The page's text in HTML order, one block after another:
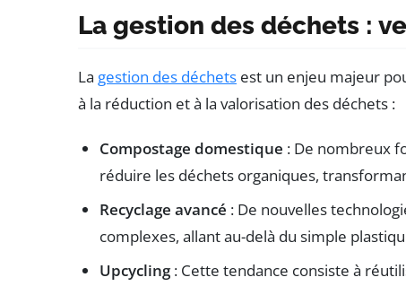
La gestion des déchets :
La gestion des déchets est un enjeu majeur
à la réduction et à la valorisation des déchets :
Compostage domestique : De nombreux
réduire les déchets organiques,
Recyclage avancé : De nouvelles
complexes, allant au-delà du simple
Upcycling: Cette tendance consiste à